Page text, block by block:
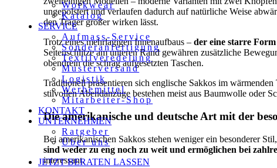
Workwear
Katalog
SERVICE
Aufmass-Service
Sonderanfertigung
Textilveredelung
Musterversand
Logistik
Werbemittel
Mitarbeiter-Shop
KONTAKT
UNTERNEHMEN
Ratgeber
Über uns
JETZT BERATEN LASSEN
ungepolstert und verlaufen dadurch auf natürliche Weise
den Träger größer wirken lässt.
Trotz eines mehrlagigen Innenaufbaus –der eine starre
Seitenschlitze am unteren Rand gewähren zusätzliche
obendrein die schräg aufgesetzten Taschen.
Traditionell präsentieren sich englische Sakkos im
stilvollen Abendanzüge bestehen meist aus Baumwolle oder
Die amerikanische und deutsche Art mit der
Bei amerikanischen Sakkos stehen weniger ein besonderer
sind weder zu eng noch zu weit und ermöglichen bei
interessant.